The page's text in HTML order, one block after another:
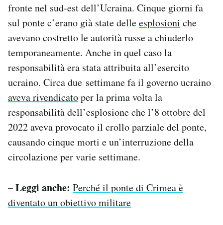
fronte nel sud-est dell’Ucraina. Cinque giorni fa
sul ponte c’erano già state delleesplosioni che
avevano costretto le autorità russe a chiuderlo
temporaneamente. Anche in quel caso la
responsabilità era stata attribuita all’esercito
ucraino. Circa due settimane fa il governo ucraino
aveva rivendicatoper la prima volta la
responsabilità dell’esplosione che l’8 ottobre del
2022 aveva provocato il crollo parziale del ponte,
causando cinque morti e un’interruzione della
circolazione per varie settimane.
– Leggi anche: Perché il ponte di Crimea è
diventato un obiettivo militare